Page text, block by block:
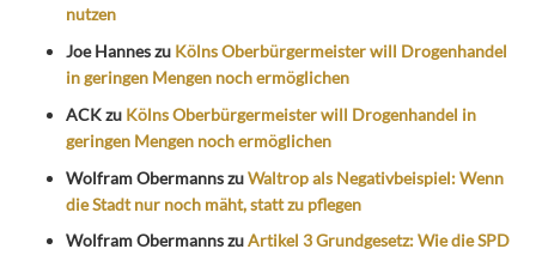
nutzen
Joe Hanneszu Kölns Oberbürgermeister will Drogenhandel
in geringen Mengen noch ermöglichen
ACKzu Kölns Oberbürgermeister will Drogenhandel in
geringen Mengen noch ermöglichen
Wolfram ObermannszuWaltrop als Negativbeispiel: Wenn
die Stadt nur noch mäht, statt zu pflegen
Wolfram ObermannszuArtikel 3 Grundgesetz: Wie die SPD